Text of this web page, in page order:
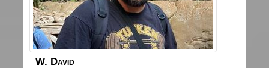
W. David